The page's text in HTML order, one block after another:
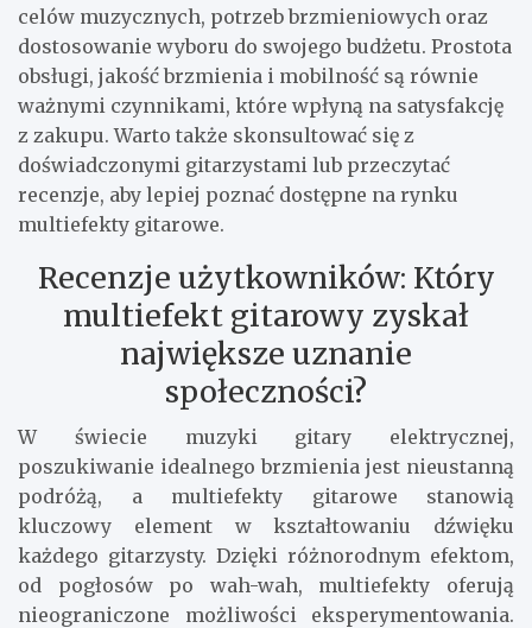
celów muzycznych, potrzeb brzmieniowych oraz
dostosowanie wyboru do swojego budżetu. Prostota
obsługi, jakość brzmienia i mobilność są równie
ważnymi czynnikami, które wpłyną na satysfakcję
z zakupu. Warto także skonsultować się z
doświadczonymi gitarzystami lub przeczytać
recenzje, aby lepiej poznać dostępne na rynku
multiefekty gitarowe.
Recenzje użytkowników: Który
multiefekt gitarowy zyskał
największe uznanie
społeczności?
W świecie muzyki gitary elektrycznej,
poszukiwanie idealnego brzmienia jest nieustanną
podróżą, a multiefekty gitarowe stanowią
kluczowy element w kształtowaniu dźwięku
każdego gitarzysty. Dzięki różnorodnym efektom,
od pogłosów po wah-wah, multiefekty oferują
nieograniczone możliwości eksperymentowania.